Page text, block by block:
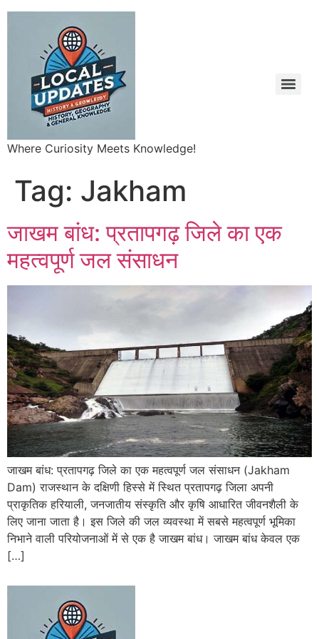
Where Curiosity Meets Knowledge!
Tag: Jakham
जाखम बांध: प्रतापगढ़ जिले का एक
महत्वपूर्ण जल संसाधन
जाखम बांध: प्रतापगढ़ जिले का एक महत्वपूर्ण जल संसाधन (Jakham
Dam) राजस्थान के दक्षिणी हिस्से में स्थित प्रतापगढ़ जिला अपनी
प्राकृतिक हरियाली, जनजातीय संस्कृति और कृषि आधारित जीवनशैली के
लिए जाना जाता है। इस जिले की जल व्यवस्था में सबसे महत्वपूर्ण भूमिका
निभाने वाली परियोजनाओं में से एक है जाखम बांध। जाखम बांध केवल एक
[…]